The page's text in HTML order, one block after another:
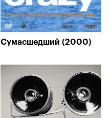
Сумасшедший (2000)